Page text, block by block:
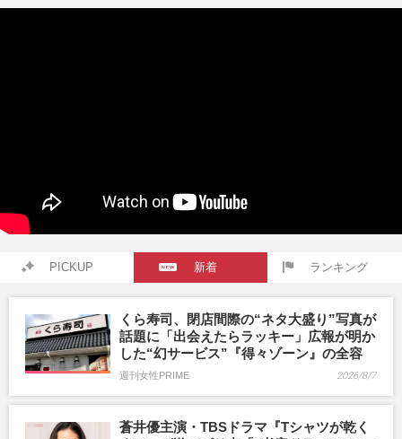
PICKUP 新着 ランキング
くら寿司、閉店間際の“ネタ大盛り”写真が
話題に「出会えたらラッキー」広報が明か
した“幻サービス”『得々ゾーン』の全容
週刊女性PRIME 2026/8/7
蒼井優主演・TBSドラマ『Tシャツが乾く